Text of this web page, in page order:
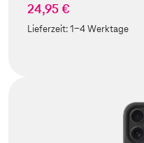
24,95 €
Lieferzeit:1-4 Werktage